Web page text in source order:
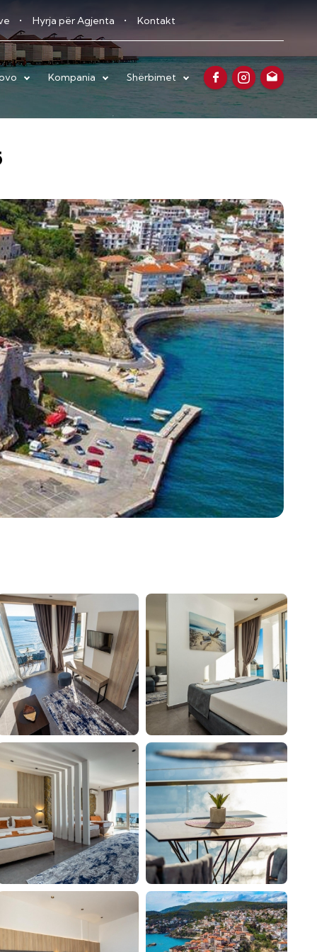
Hyrja për Agjenta Kontakt
Kompania Shërbimet